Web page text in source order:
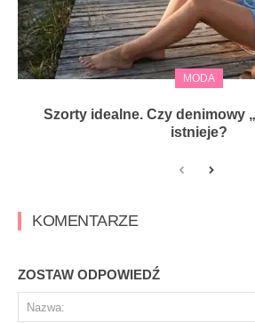
MODA
Szorty idealne. Czy denimowy
istnieje?
KOMENTARZE
ZOSTAW ODPOWIEDŹ